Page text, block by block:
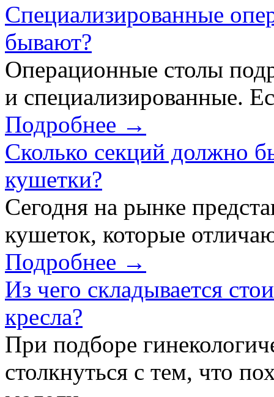
Специализированные
бывают?
Операционные столы
и специализированные.
Подробнее →
Сколько секций должно
кушетки?
Сегодня на рынке
кушеток, которые
Подробнее →
Из чего складывается
кресла?
При подборе
столкнуться с тем, что